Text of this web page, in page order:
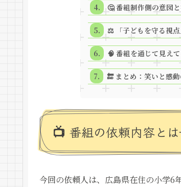
🤔 番組制作側の意図
⚖ 「子どもを守る視点
🧠 番組を通じて見え
🔚 まとめ：笑いと感
📺 番組の依頼内容と
今回の依頼人は、広島県在住の小学6